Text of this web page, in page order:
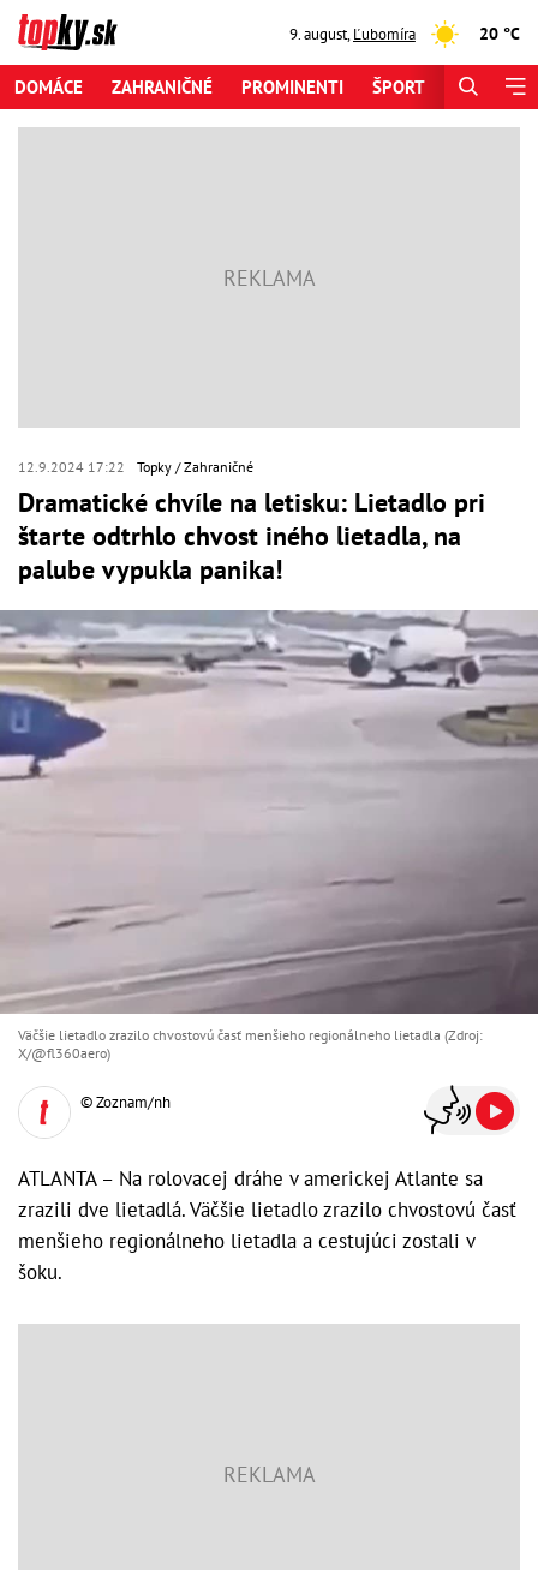
9. august,Ľubomíra 20 °C
DOMÁCE ZAHRANIČNÉ PROMINENTI ŠPORT
12.9.2024 17:22 Topky Zahraničné
Dramatické chvíle na letisku: Lietadlo pri
štarte odtrhlo chvost iného lietadla, na
palube vypukla panika!
Väčšie lietadlo zrazilo chvostovú časť menšieho regionálneho lietadla (Zdroj:
X/@fl360aero)
© Zoznam/nh
ATLANTA – Na rolovacej dráhe v americkej Atlante sa
zrazili dve lietadlá. Väčšie lietadlo zrazilo chvostovú časť
menšieho regionálneho lietadla a cestujúci zostali v
šoku.